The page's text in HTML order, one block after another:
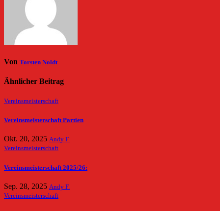
Von Torsten Noldt
Ähnlicher Beitrag
Vereinsmeisterschaft
Vereinsmeisterschaft Partien
Okt. 20, 2025 Andy F.
Vereinsmeisterschaft
Vereinsmeisterschaft 2025/26:
Sep. 28, 2025 Andy F.
Vereinsmeisterschaft